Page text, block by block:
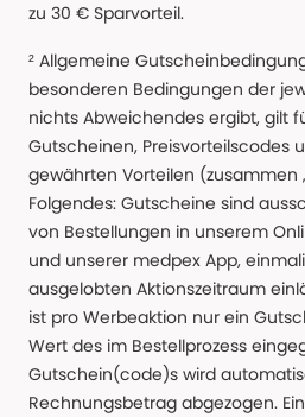
zu 30 € Sparvorteil.
² Allgemeine
besonderen Bedingungen der
nichts Abweichendes ergibt, gilt
Gutscheinen, Preisvorteilscodes
gewährten Vorteilen (zusammen
Folgendes: Gutscheine sind
von Bestellungen in unserem
und unserer medpex App,
ausgelobten Aktionszeitraum
ist pro Werbeaktion nur ein
Wert des im Bestellprozess
Gutschein(code)s wird
Rechnungsbetrag abgezogen.